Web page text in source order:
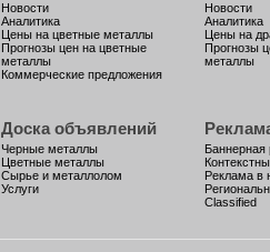
Новости
Аналитика
Цены на цветные металлы
Прогнозы цен на цветные
металлы
Коммерческие предложения
Новости
Аналитика
Цены на
Прогнозы
металлы
Доска объявлений
Черные металлы
Цветные металлы
Сырье и металлолом
Услуги
Баннерная
Реклама в
Classified